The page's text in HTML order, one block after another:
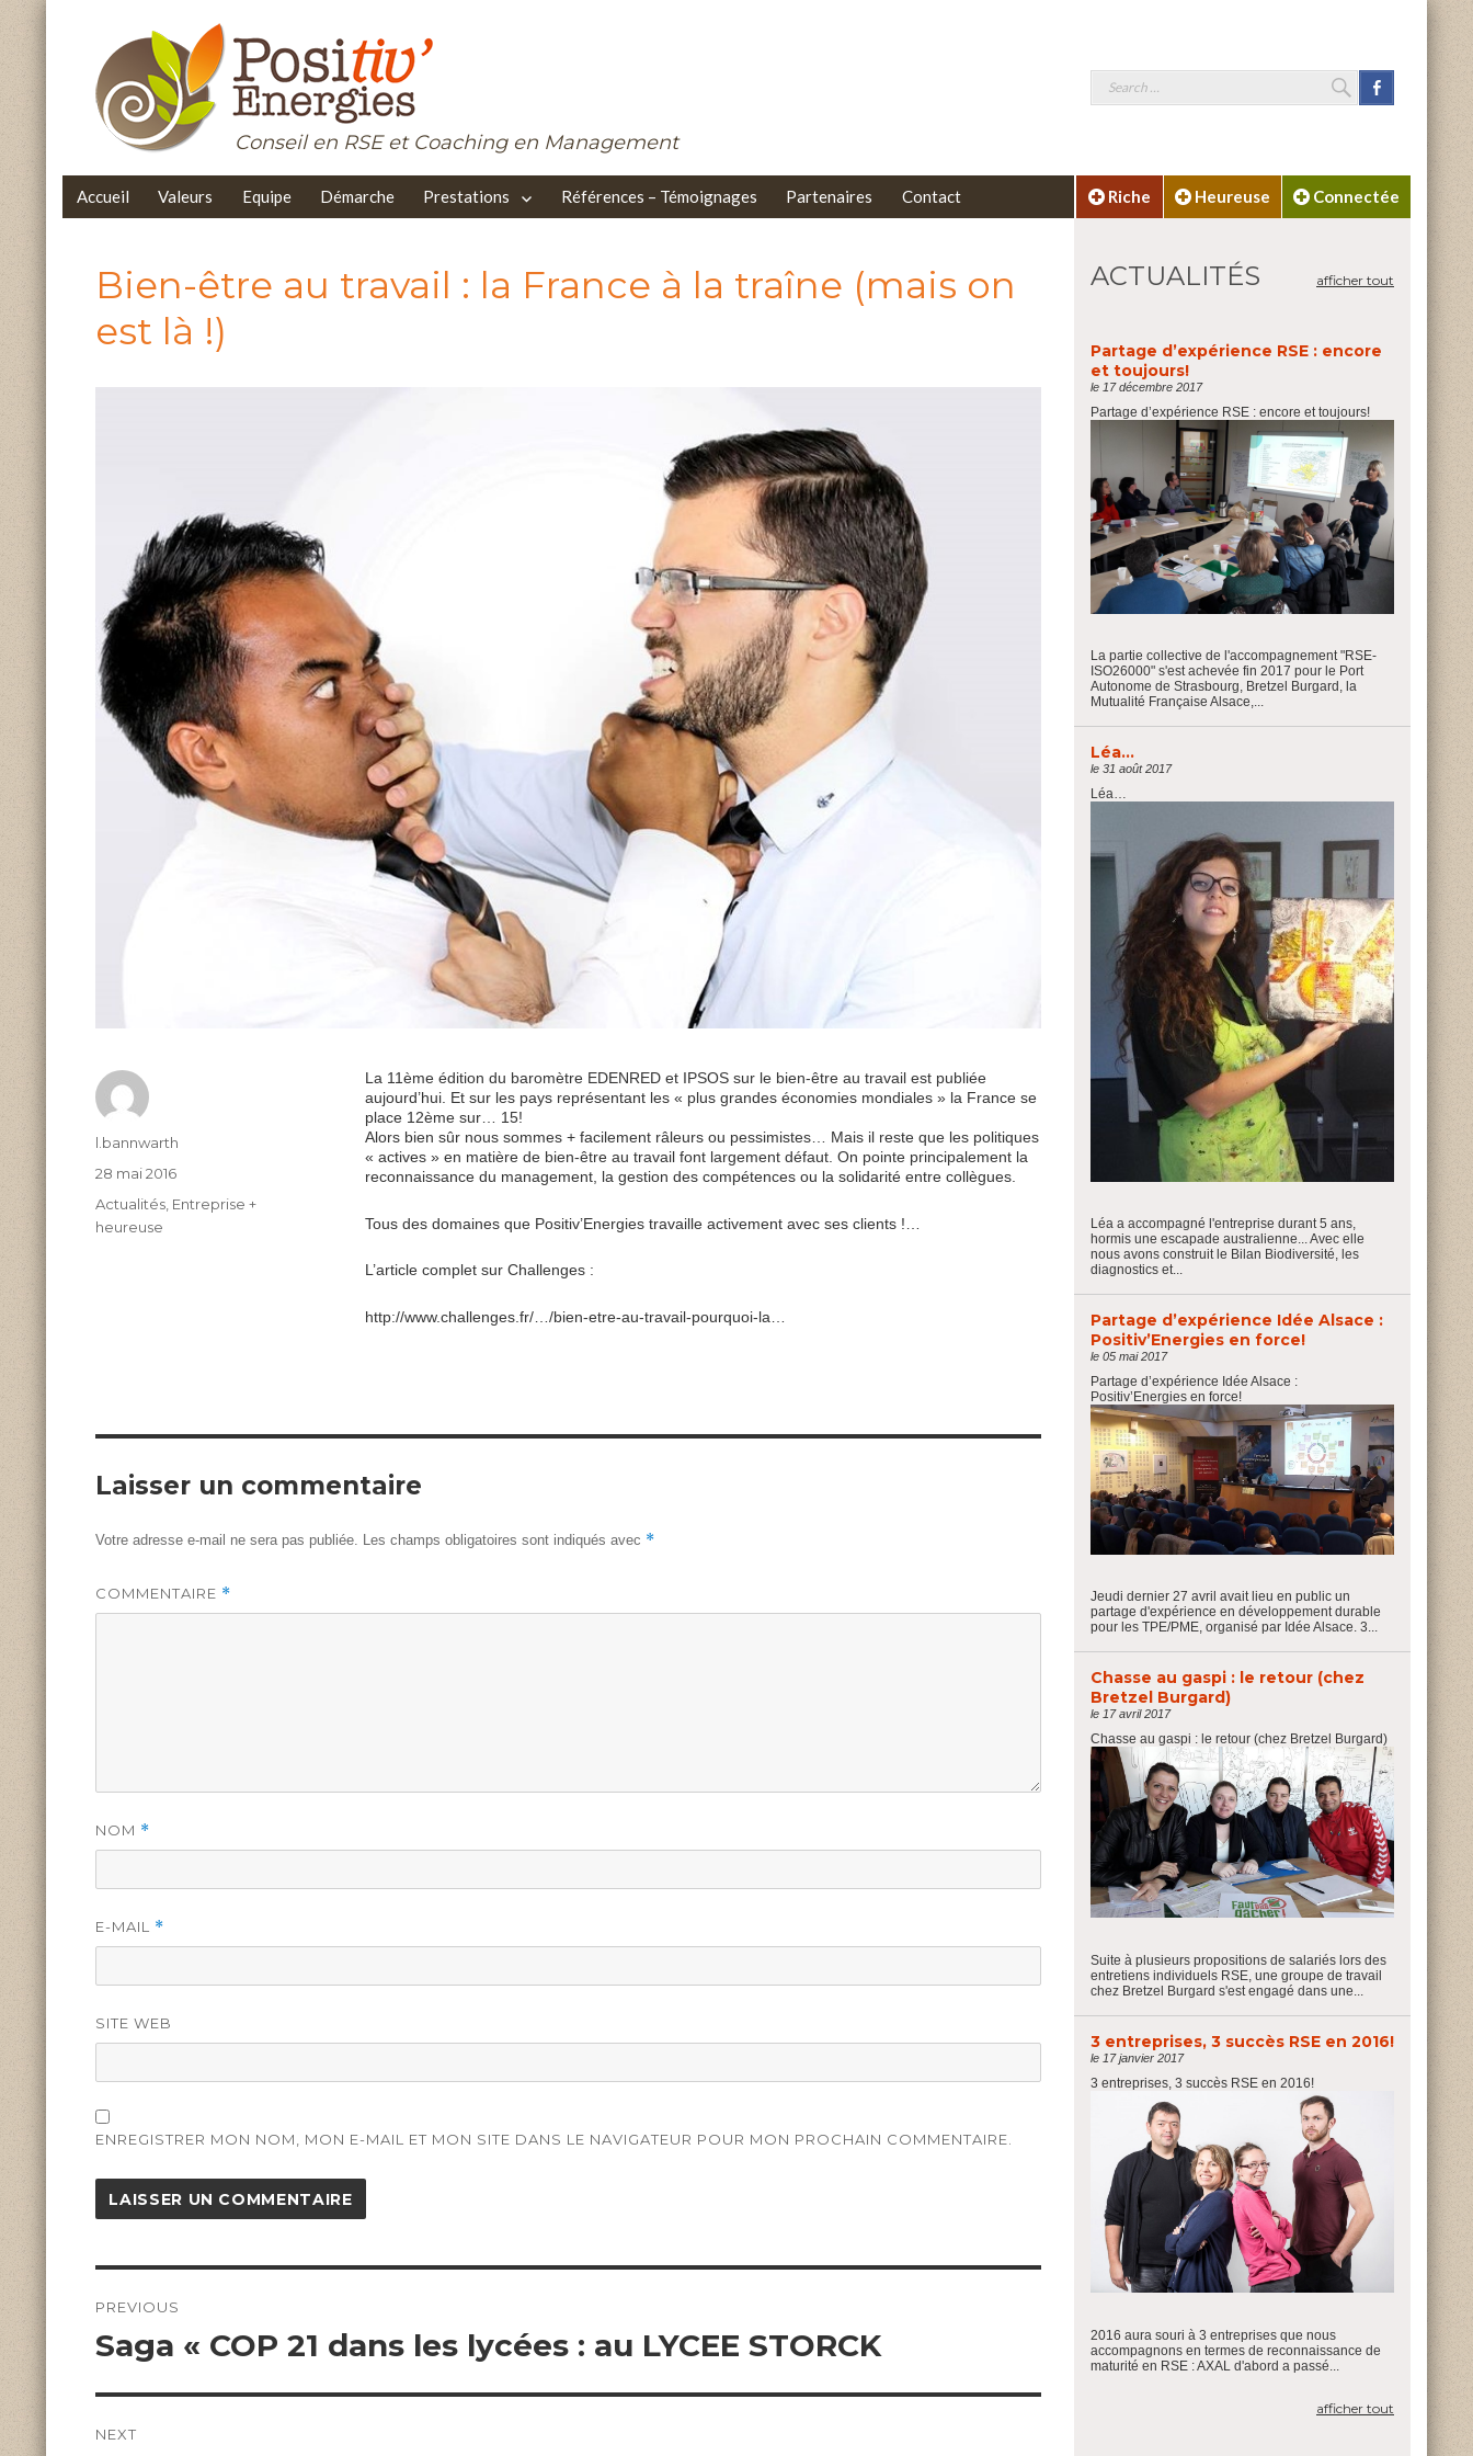
Conseil en RSE et Coaching en Management
Search
SEARCH
Accueil Valeurs Equipe Démarche Prestations Références – Témoignages Partenaires Contact Riche Heureuse Connectée
Bien-être au travail : la France à la traîne (mais on
est là !)
La 11ème édition du baromètre EDENRED et IPSOS sur le bien-être au travail est publiée
aujourd’hui. Et sur les pays représentant les « plus grandes économies mondiales » la France se
place 12ème sur… 15!
Alors bien sûr nous sommes + facilement râleurs ou pessimistes… Mais il reste que les politiques
« actives » en matière de bien-être au travail font largement défaut. On pointe principalement la
reconnaissance du management, la gestion des compétences ou la solidarité entre collègues.
Tous des domaines que Positiv’Energies travaille activement avec ses clients !…
L’article complet sur Challenges :
http://www.challenges.fr/…/bien-etre-au-travail-pourquoi-la…
Author
l.bannwarth
Posted
on
28 mai 2016
Categories
Actualités, Entreprise +
heureuse
Laisser un commentaire
Votre adresse e-mail ne sera pas publiée. Les champs obligatoires sont indiqués avec *
COMMENTAIRE *
NOM *
E-MAIL *
SITE WEB
ENREGISTRER MON NOM, MON E-MAIL ET MON SITE DANS LE NAVIGATEUR POUR MON PROCHAIN COMMENTAIRE.
de
l’article
PREVIOUS
Previous
post:
Saga « COP 21 dans les lycées : au LYCEE STORCK
NEXT
ACTUALITÉS afficher tout
Partage d’expérience RSE : encore
et toujours!
le 17 décembre 2017
Partage d’expérience RSE : encore et toujours!
La partie collective de l'accompagnement "RSE-
ISO26000" s'est achevée fin 2017 pour le Port
Autonome de Strasbourg, Bretzel Burgard, la
Mutualité Française Alsace,...
Léa…
le 31 août 2017
Léa…
Léa a accompagné l'entreprise durant 5 ans,
hormis une escapade australienne... Avec elle
nous avons construit le Bilan Biodiversité, les
diagnostics et...
Partage d’expérience Idée Alsace :
Positiv’Energies en force!
le 05 mai 2017
Partage d’expérience Idée Alsace :
Positiv’Energies en force!
Jeudi dernier 27 avril avait lieu en public un
partage d'expérience en développement durable
pour les TPE/PME, organisé par Idée Alsace. 3...
Chasse au gaspi : le retour (chez
Bretzel Burgard)
le 17 avril 2017
Chasse au gaspi : le retour (chez Bretzel Burgard)
Suite à plusieurs propositions de salariés lors des
entretiens individuels RSE, une groupe de travail
chez Bretzel Burgard s'est engagé dans une...
3 entreprises, 3 succès RSE en 2016!
le 17 janvier 2017
3 entreprises, 3 succès RSE en 2016!
2016 aura souri à 3 entreprises que nous
accompagnons en termes de reconnaissance de
maturité en RSE : AXAL d'abord a passé...
afficher tout